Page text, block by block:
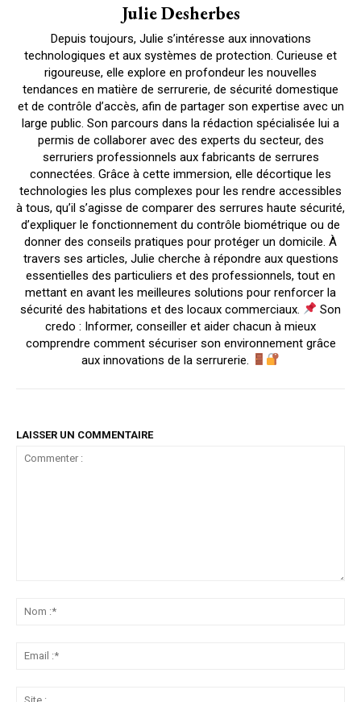
Julie Desherbes
Depuis toujours, Julie s’intéresse aux innovations
technologiques et aux systèmes de protection. Curieuse et
rigoureuse, elle explore en profondeur les nouvelles
tendances en matière de serrurerie, de sécurité domestique
et de contrôle d’accès, afin de partager son expertise avec un
large public. Son parcours dans la rédaction spécialisée lui a
permis de collaborer avec des experts du secteur, des
serruriers professionnels aux fabricants de serrures
connectées. Grâce à cette immersion, elle décortique les
technologies les plus complexes pour les rendre accessibles
à tous, qu’il s’agisse de comparer des serrures haute sécurité,
d’expliquer le fonctionnement du contrôle biométrique ou de
donner des conseils pratiques pour protéger un domicile. À
travers ses articles, Julie cherche à répondre aux questions
essentielles des particuliers et des professionnels, tout en
mettant en avant les meilleures solutions pour renforcer la
sécurité des habitations et des locaux commerciaux.
Son
credo : Informer, conseiller et aider chacun à mieux
comprendre comment sécuriser son environnement grâce
aux innovations de la serrurerie.
LAISSER UN COMMENTAIRE